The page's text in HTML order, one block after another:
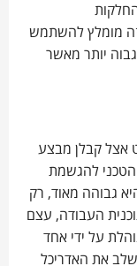
מומלץ להשתמש
יותר מאשר
אצל קבלן מבצע
להגשמת
גבוהה מאוד, רק
העבודה, עצם
על ידי אחד
את האדריכל